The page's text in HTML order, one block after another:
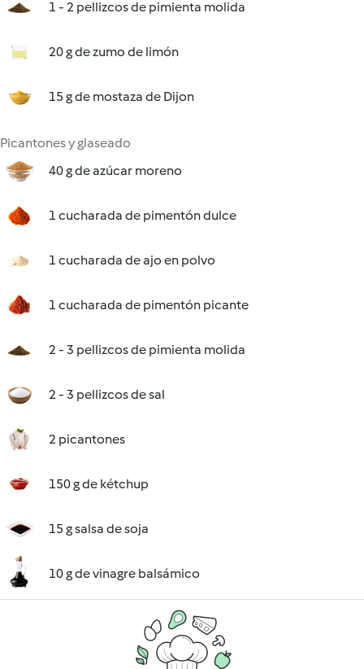
1 - 2 pellizcos de pimienta molida
20 g de zumo de limón
15 g de mostaza de Dijon
Picantones y glaseado
40 g de azúcar moreno
1 cucharada de pimentón dulce
1 cucharada de ajo en polvo
1 cucharada de pimentón picante
2 - 3 pellizcos de pimienta molida
2 - 3 pellizcos de sal
2 picantones
150 g de kétchup
15 g salsa de soja
10 g de vinagre balsámico